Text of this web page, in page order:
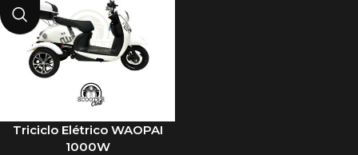
Triciclo Elétrico WAOPAI
1000W